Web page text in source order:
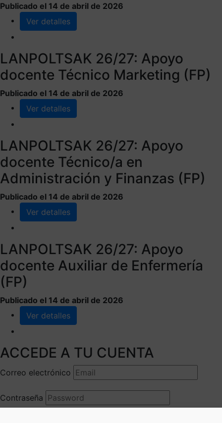
Publicado el 14 de abril de 2026
Ver detalles
LANPOLTSAK 26/27: Apoyo
docente Técnico Marketing (FP)
Publicado el 14 de abril de 2026
Ver detalles
LANPOLTSAK 26/27: Apoyo
docente Técnico/a en
Administración y Finanzas (FP)
Publicado el 14 de abril de 2026
Ver detalles
LANPOLTSAK 26/27: Apoyo
docente Auxiliar de Enfermería
(FP)
Publicado el 14 de abril de 2026
Ver detalles
ACCEDE A TU CUENTA
Correo electrónico
Contraseña